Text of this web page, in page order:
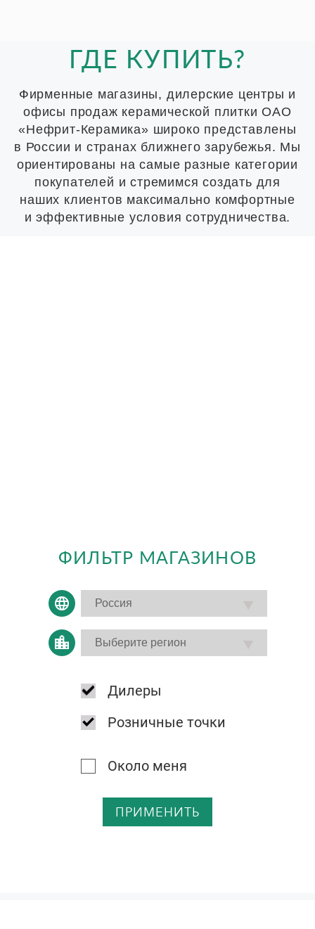
ГДЕ КУПИТЬ?
Фирменные магазины, дилерские центры и
офисы продаж керамической плитки ОАО
«Нефрит-Керамика» широко представлены
в России и странах ближнего зарубежья. Мы
ориентированы на самые разные категории
покупателей и стремимся создать для
наших клиентов максимально комфортные
и эффективные условия сотрудничества.
ФИЛЬТР МАГАЗИНОВ
Дилеры
Розничные точки
Около меня
ПРИМЕНИТЬ